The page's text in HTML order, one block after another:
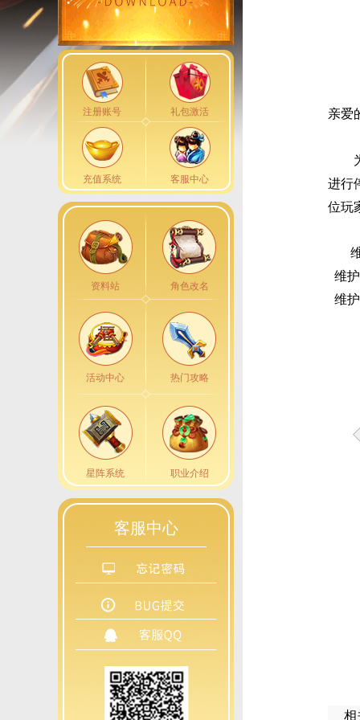
注册账号 礼包激活
充值系统 客服中心
资料站 角色改名
活动中心 热门攻略
星阵系统 职业介绍
客服中心
亲爱
进行
位玩
维
维
相